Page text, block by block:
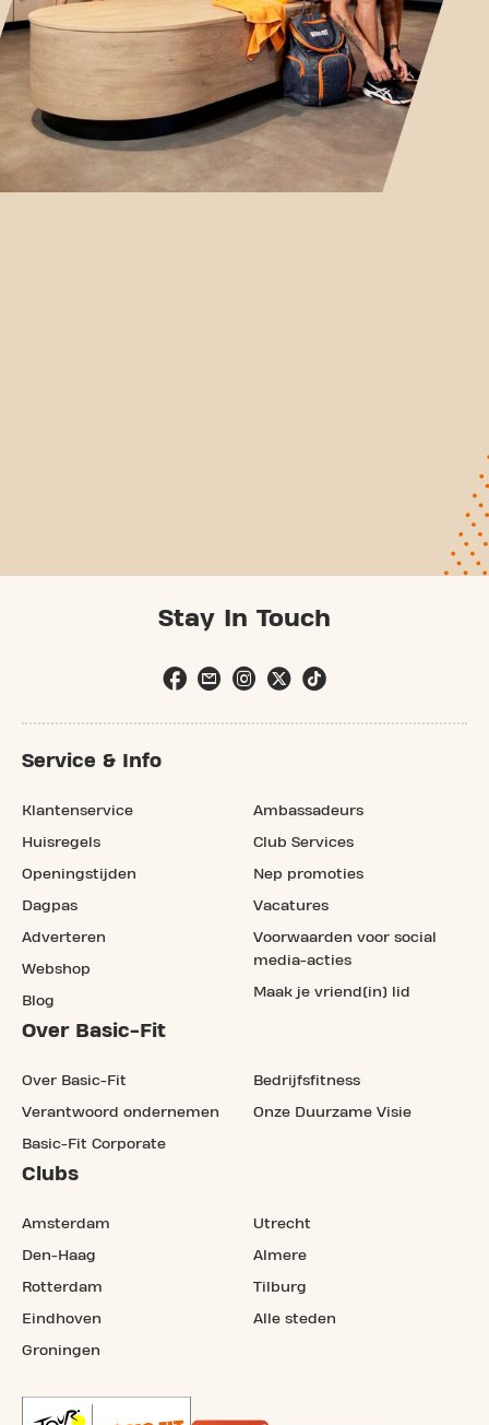
Stay In Touch
Service & Info
Klantenservice
Huisregels
Openingstijden
Dagpas
Adverteren
Webshop
Blog
Ambassadeurs
Club Services
Nep promoties
Vacatures
Voorwaarden voor social
media-acties
Maak je vriend(in) lid
Over Basic-Fit
Over Basic-Fit
Verantwoord ondernemen
Basic-Fit Corporate
Bedrijfsfitness
Onze Duurzame Visie
Clubs
Amsterdam
Den-Haag
Rotterdam
Eindhoven
Groningen
Utrecht
Almere
Tilburg
Alle steden